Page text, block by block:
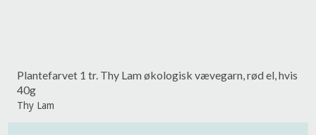
Plantefarvet 1 tr. Thy Lam økologisk vævegarn, rød el, hvis
40g
Thy Lam